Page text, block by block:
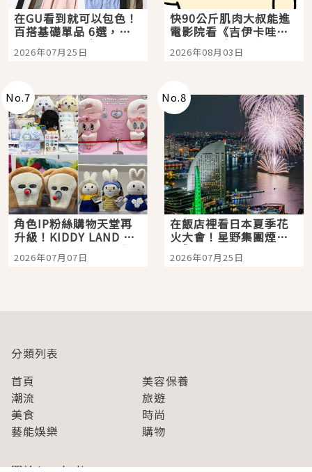
在GU看到就可以包色！
百搭基礎單品 6選，閉
眼全收也不心疼
2026年07月25日
快90公斤肌肉大叔能進
電影院看《吉伊卡哇》
嗎？日本重金屬樂團
「打首」會長與nagano
2026年08月03日
No.7
角色IP粉絲購物天堂再
升級！KIDDY LAND 原
宿店吉伊卡哇迎客，新
開幕 OMOKADO 店3分
2026年07月07日
No.8
在飯店裡看日本夏季花
火大會！星野集團煙火
景觀飯店6選，讓你不用
人擠人悠閒欣賞
2026年07月25日
分類列表
首頁
美容保養
潮流
旅遊
美食
時尚
藝能娛樂
購物